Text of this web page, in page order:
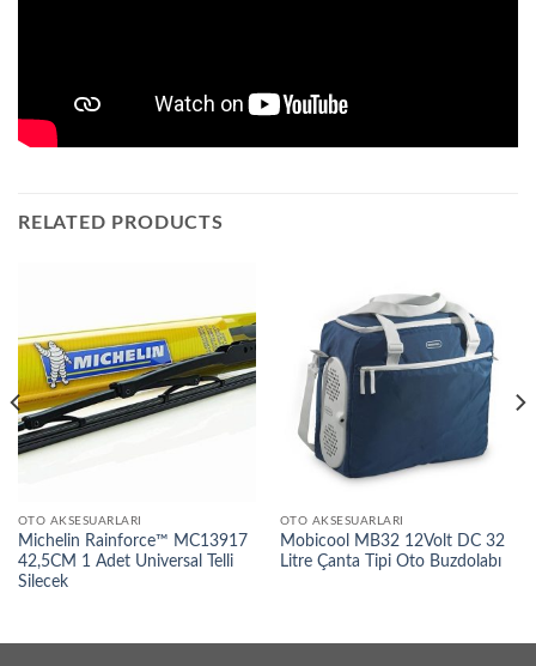
RELATED PRODUCTS
OTO AKSESUARLARI
Michelin Rainforce™ MC13917
42,5CM 1 Adet Universal Telli
Silecek
OTO AKSESUARLARI
Mobicool MB32 12Volt DC 32
Litre Çanta Tipi Oto Buzdolabı